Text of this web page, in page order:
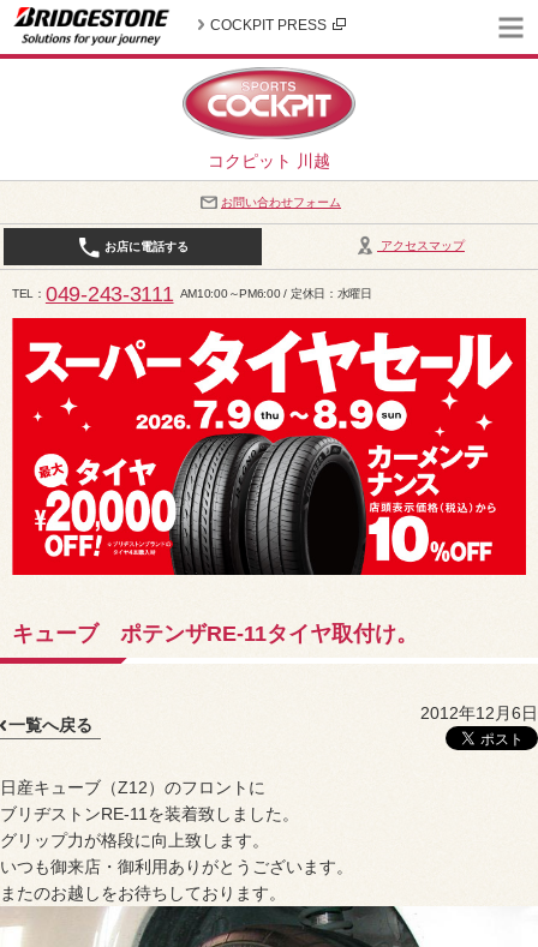
コクピット 川越
COCKPIT PRESS
お問い合わせフォーム
アクセスマップ
お店に電話する
TEL 049-243-3111 AM10:00～PM6:00 / 定休日：水曜日
キューブ ポテンザRE-11タイヤ取付け。
一覧へ戻る
2012年12月6日
日産キューブ（Z12）のフロントに
ブリヂストンRE-11を装着致しました。
グリップ力が格段に向上致します。
いつも御来店・御利用ありがとうございます。
またのお越しをお待ちしております。